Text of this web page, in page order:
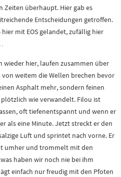
Zeiten überhaupt. Hier gab es
Entscheidungen getroffen.
mit EOS gelandet, zufällig hier
wieder hier, laufen zusammen über
weitem die Wellen brechen bevor
Asphalt mehr, sondern feinen
wie verwandelt. Filou ist
oft tiefenentspannt und wenn er
als eine Minute. Jetzt streckt er den
Luft und sprintet nach vorne. Er
umher und trommelt mit den
haben wir noch nie bei ihm
einfach nur freudig mit den Pfoten